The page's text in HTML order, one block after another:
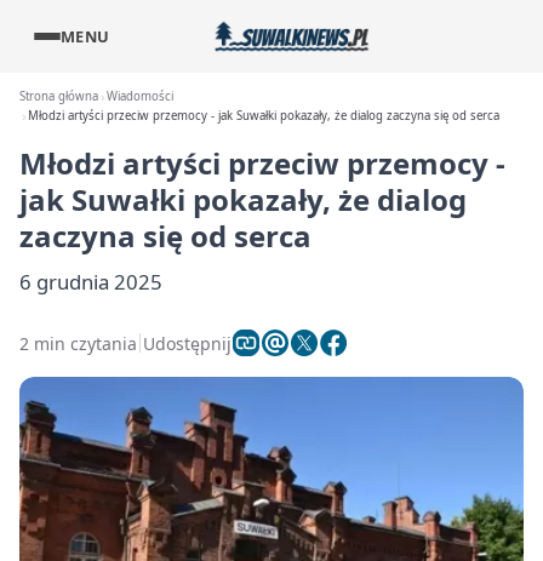
MENU
Strona główna Wiadomości
Młodzi artyści przeciw przemocy - jak Suwałki pokazały, że dialog zaczyna się od serca
Młodzi artyści przeciw przemocy -
jak Suwałki pokazały, że dialog
zaczyna się od serca
6 grudnia 2025
2 min czytania Udostępnij